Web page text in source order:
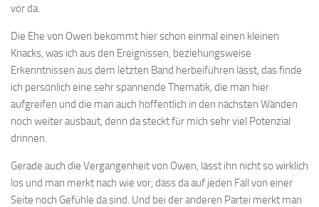
vor da.
Die Ehe von Owen bekommt hier schon einmal einen kleinen
Knacks, was ich aus den Ereignissen, beziehungsweise
Erkenntnissen aus dem letzten Band herbeiführen lässt, das finde
ich persönlich eine sehr spannende Thematik, die man hier
aufgreifen und die man auch hoffentlich in den nächsten Wänden
noch weiter ausbaut, denn da steckt für mich sehr viel Potenzial
drinnen.
Gerade auch die Vergangenheit von Owen, lässt ihn nicht so wirklich
los und man merkt nach wie vor, dass da auf jeden Fall von einer
Seite noch Gefühle da sind. Und bei der anderen Partei merkt man